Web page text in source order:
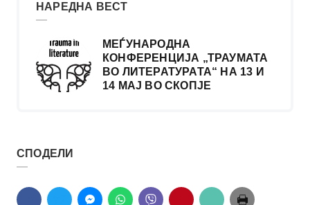
НАРЕДНА ВЕСТ
МЕЃУНАРОДНА
КОНФЕРЕНЦИЈА „ТРАУМАТА
ВО ЛИТЕРАТУРАТА“ НА 13 И
14 МАЈ ВО СКОПЈЕ
СПОДЕЛИ